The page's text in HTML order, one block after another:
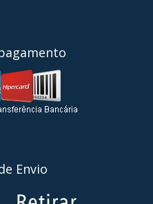
Envio